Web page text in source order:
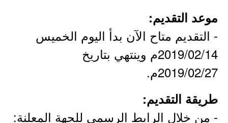
موعد التقديم:
- التقديم متاح الآن بدأ اليوم الخميس
2019/02/14م وينتهي بتاريخ
2019/02/27م.
طريقة التقديم:
- من خلال الرابط الرسمي للجهة المعلنة: